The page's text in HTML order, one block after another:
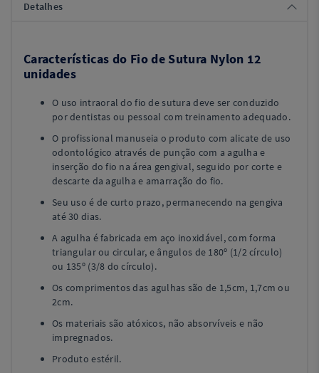
Detalhes
Características do Fio de Sutura Nylon 12
unidades
O uso intraoral do fio de sutura deve ser conduzido
por dentistas ou pessoal com treinamento adequado.
O profissional manuseia o produto com alicate de uso
odontológico através de punção com a agulha e
inserção do fio na área gengival, seguido por corte e
descarte da agulha e amarração do fio.
Seu uso é de curto prazo, permanecendo na gengiva
até 30 dias.
A agulha é fabricada em aço inoxidável, com forma
triangular ou circular, e ângulos de 180º (1/2 círculo)
ou 135º (3/8 do círculo).
Os comprimentos das agulhas são de 1,5cm, 1,7cm ou
2cm.
Os materiais são atóxicos, não absorvíveis e não
impregnados.
Produto estéril.